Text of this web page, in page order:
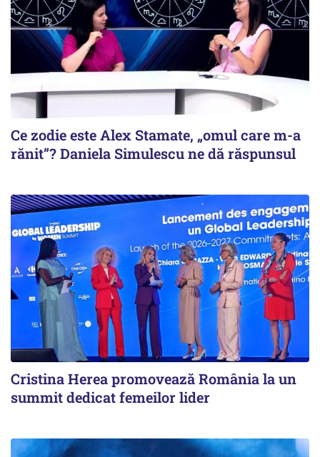
Ce zodie este Alex Stamate, „omul care m-a
rănit”? Daniela Simulescu ne dă răspunsul
Cristina Herea promovează România la un
summit dedicat femeilor lider